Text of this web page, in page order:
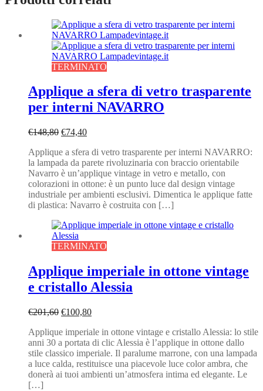
TERMINATO
Applique a sfera di vetro trasparente
per interni NAVARRO
€148,80 Il
originale
era:
€148,80.
€74,40Il
attuale
è:
€74,40.
Applique a sfera di vetro trasparente per interni NAVARRO:
la lampada da parete rivoluzinaria con braccio orientabile
Navarro è un’applique vintage in vetro e metallo, con
colorazioni in ottone: è un punto luce dal design vintage
industriale per ambienti esclusivi. Dimentica le applique fatte
di plastica: Navarro è costruita con […]
TERMINATO
Applique imperiale in ottone vintage
e cristallo Alessia
€201,60 Il
originale
era:
€201,60.
€100,80Il
attuale
è:
€100,80.
Applique imperiale in ottone vintage e cristallo Alessia: lo stile
anni 30 a portata di clic Alessia è l’applique in ottone dallo
stile classico imperiale. Il paralume marrone, con una lampada
a luce calda, restituisce una piacevole luce color ambra, che
donerà ai tuoi ambienti un’atmosfera intima ed elegante. Le
[…]